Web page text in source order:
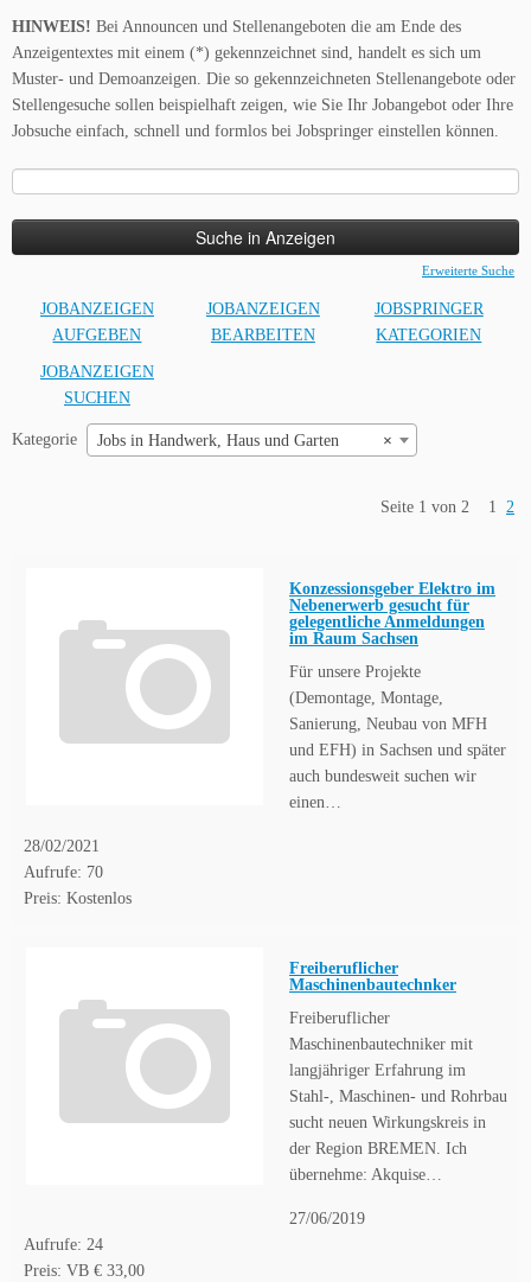
HINWEIS! Bei Announcen und Stellenangeboten die am Ende des
Anzeigentextes mit einem (*) gekennzeichnet sind, handelt es sich um
Muster- und Demoanzeigen. Die so gekennzeichneten Stellenangebote oder
Stellengesuche sollen beispielhaft zeigen, wie Sie Ihr Jobangebot oder Ihre
Jobsuche einfach, schnell und formlos bei Jobspringer einstellen können.
Erweiterte Suche
JOBANZEIGEN
AUFGEBEN
JOBANZEIGEN
BEARBEITEN
JOBSPRINGER
KATEGORIEN
JOBANZEIGEN
SUCHEN
Kategorie ×
Jobs in Handwerk, Haus und Garten
Seite 1 von 2 1 2
Konzessionsgeber Elektro im
Nebenerwerb gesucht für
gelegentliche Anmeldungen
im Raum Sachsen
Für unsere Projekte
(Demontage, Montage,
Sanierung, Neubau von MFH
und EFH) in Sachsen und später
auch bundesweit suchen wir
einen…
28/02/2021
Aufrufe: 70
Preis: Kostenlos
Freiberuflicher
Maschinenbautechnker
Freiberuflicher
Maschinenbautechniker mit
langjähriger Erfahrung im
Stahl-, Maschinen- und Rohrbau
sucht neuen Wirkungskreis in
der Region BREMEN. Ich
übernehme: Akquise…
27/06/2019
Aufrufe: 24
Preis: VB € 33,00